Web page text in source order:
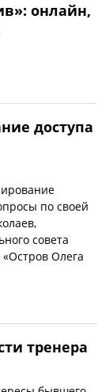
онлайн,
доступа
по своей
совета
Олега
тренера